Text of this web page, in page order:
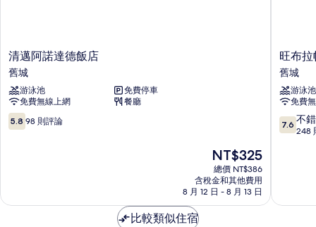
清
邁
阿
諾
達
德
飯
清邁阿諾達德飯店
舊城
游泳池
免費停車
免費無線上網
餐廳
5.8
分，
評
5.8 98 則評論
現
在
價
格
為
NT$325
總價 NT$386
含稅金和其他費用
8 月 12 日 - 8 月 13 日
旺
布
拉
帕
大
飯
店
旺布
舊城
游泳池
免費
7.6
分，
錯
7.6 不
248
比較類似住宿